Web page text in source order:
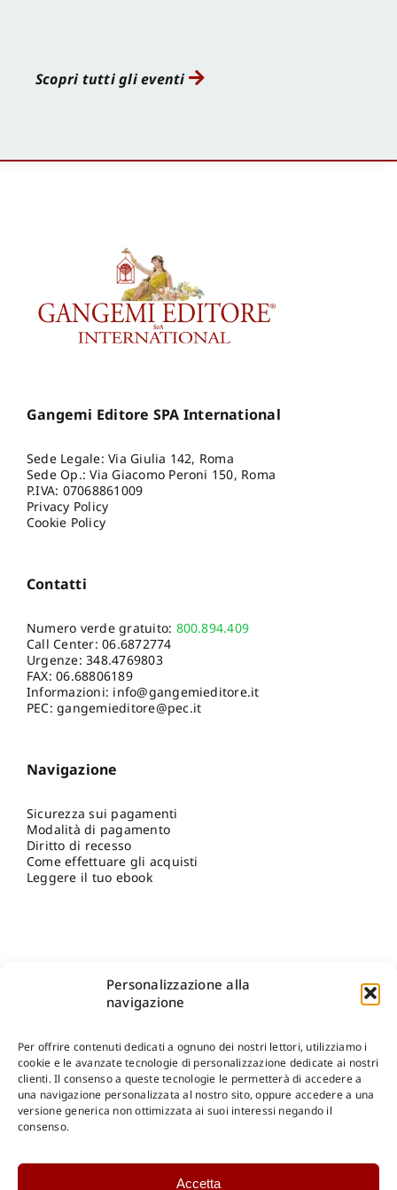
Personalizzazione alla
navigazione
Per offrire contenuti dedicati a ognuno dei nostri lettori, utilizziamo i
cookie e le avanzate tecnologie di personalizzazione dedicate ai nostri
clienti. Il consenso a queste tecnologie le permetterà di accedere a
una navigazione personalizzata al nostro sito, oppure accedere a una
versione generica non ottimizzata ai suoi interessi negando il
consenso.
Accetta
Scopri tutti gli eventi
Gangemi Editore SPA International
Sede Legale: Via Giulia 142, Roma
Sede Op.: Via Giacomo Peroni 150, Roma
P.IVA: 07068861009
Privacy Policy
Cookie Policy
Contatti
Numero verde gratuito: 800.894.409
Call Center:06.6872774
Urgenze:348.4769803
FAX: 06.68806189
Informazioni: info@gangemieditore.it
PEC: gangemieditore@pec.it
Navigazione
Sicurezza sui pagamenti
Modalità di pagamento
Diritto di recesso
Come effettuare gli acquisti
Leggere il tuo ebook
Shop Gangemi Editore-Pagamenti Sicuri e anche Rateali
Catalogo Online